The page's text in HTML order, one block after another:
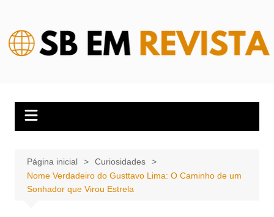
conteúdo
Página inicial
Curiosidades
Nome Verdadeiro do Gusttavo Lima: O Caminho de um
Sonhador que Virou Estrela